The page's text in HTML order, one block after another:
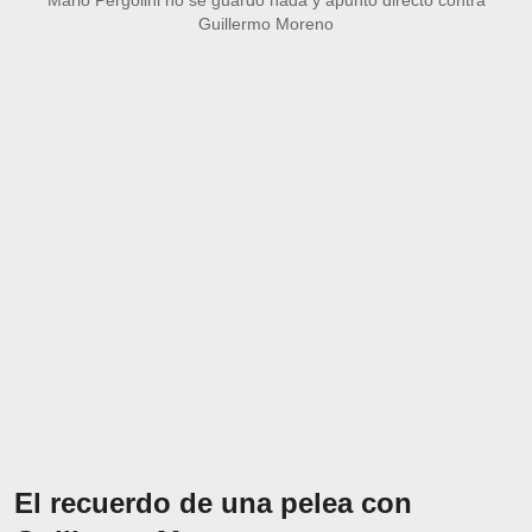
Guillermo Moreno
El recuerdo de una pelea con